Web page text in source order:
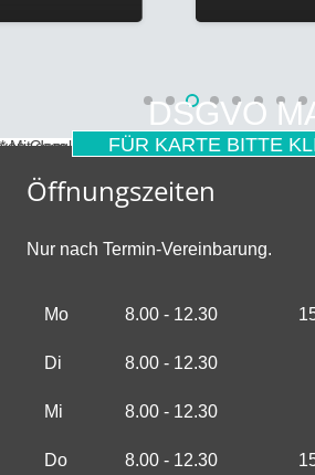
DSGVO
FÜR KARTE BITTE
* Mit dem Laden der Karte akzeptierst du die Datenschutzerklärung von Google. Mehr erfahren
Öffnungszeiten
Nur nach Termin-Vereinbarung.
Mo 8.00 - 12.30
Di 8.00 - 12.30
Mi 8.00 - 12.30
Do 8.00 - 12.30